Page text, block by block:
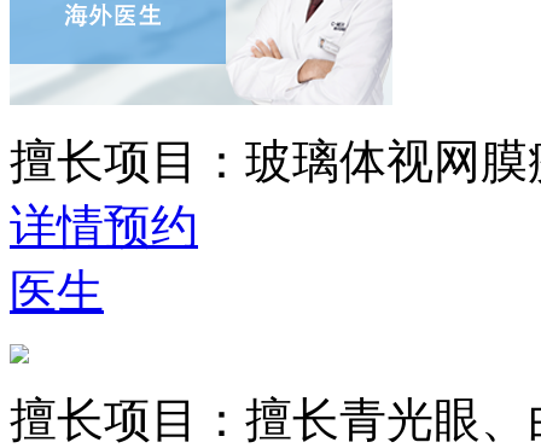
擅长项目： 玻璃体视网
详情预约
医生
擅长项目： 擅长青光眼